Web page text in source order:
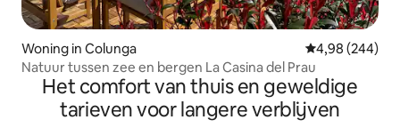
Woning in Colunga Gemiddelde
4,98 (244)
Natuur tussen zee en bergen La Casina del Prau
Het comfort van thuis en geweldige
tarieven voor langere verblijven